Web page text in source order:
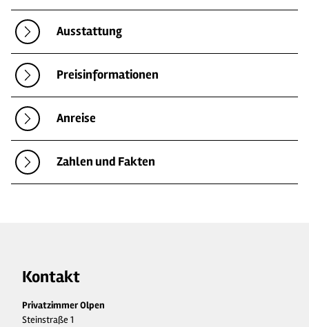
Ausstattung
Preisinformationen
Anreise
Zahlen und Fakten
Kontakt
Privatzimmer Olpen
Steinstraße 1